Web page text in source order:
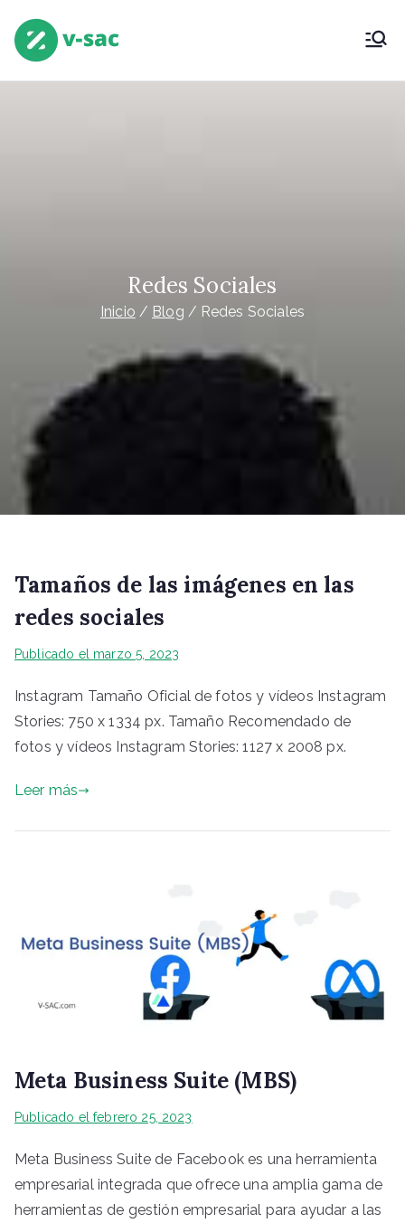
contenido
(Grupounetcom)
Redes Sociales
Inicio Blog Redes Sociales
Tamaños de las imágenes en las
redes sociales
Publicado el marzo 5, 2023
Instagram Tamaño Oficial de fotos y vídeos Instagram
Stories: 750 x 1334 px. Tamaño Recomendado de
fotos y vídeos Instagram Stories: 1127 x 2008 px.
Leer más
Meta Business Suite (MBS)
Publicado elfebrero 25, 2023
Meta Business Suite de Facebook es una herramienta
empresarial integrada que ofrece una amplia gama de
herramientas de gestión empresarial para ayudar a las